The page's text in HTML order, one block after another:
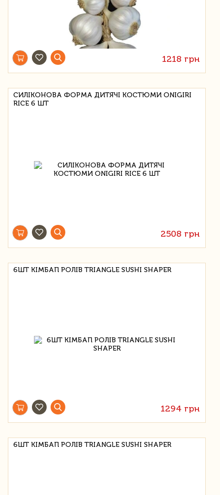
1218 грн
СИЛІКОНОВА ФОРМА ДИТЯЧІ КОСТЮМИ ONIGIRI
RICE 6 ШТ
2508 грн
6ШТ КІМБАП РОЛІВ TRIANGLE SUSHI SHAPER
1294 грн
6ШТ КІМБАП РОЛІВ TRIANGLE SUSHI SHAPER